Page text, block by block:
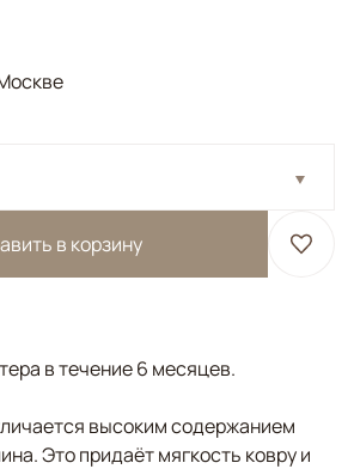
в корзину
в течение 6 месяцев.
высоким содержанием
Это придаёт мягкость ковру и